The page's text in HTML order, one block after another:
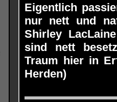
Eigentlich
nur nett und
Shirley
sind nett
Traum hier in
Herden)